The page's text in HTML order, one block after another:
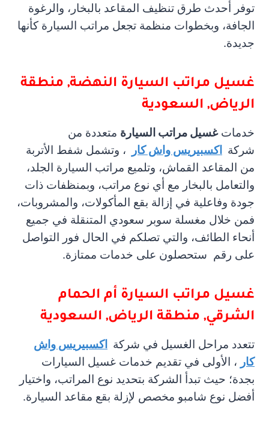
توفر أحدث طرق تنظيف المقاعد بالبخار، والرغوة
الجافة، وبخطوات منظمة تجعل مراتب السيارة كأنها
جديدة.
غسيل مراتب السيارة النهضة, منطقة
الرياض, السعودية
خدماتغسيل مراتب السيارة متعددة من
شركة
اكسبيريس واش كار
، وتشمل شفط الأتربة
من المقاعد القماش، وتلميع مراتب السيارة الجلد،
والتعامل بالبخار مع أي نوع مراتب، وبمنظفات ذات
جودة وفاعلية في إزالة بقع المأكولات، والمشروبات،
فمن خلال مغسلة سوبر سعودي المتنقلة في جميع
أنحاء الطائف، والتي تصلكم في الحال فور التواصل
على رقم ستحصلون على خدمات ممتازة.
غسيل مراتب السيارة أم الحمام
الشرقي, منطقة الرياض, السعودية
تتعدد مراحل الغسيل في شركة
اكسبيريس واش
كار ، الأولى في تقديم خدمات غسيل السيارات
بجدة؛ حيث تبدأ الشركة بتحديد نوع المراتب، واختيار
أفضل نوع شامبو مخصص لإزلة بقع مقاعد السيارة.